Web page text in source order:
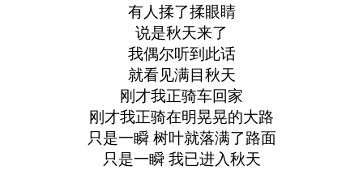
有人揉了揉眼睛
说是秋天来了
我偶尔听到此话
就看见满目秋天
刚才我正骑车回家
刚才我正骑在明晃晃的大路
只是一瞬 树叶就落满了路面
只是一瞬 我已进入秋天